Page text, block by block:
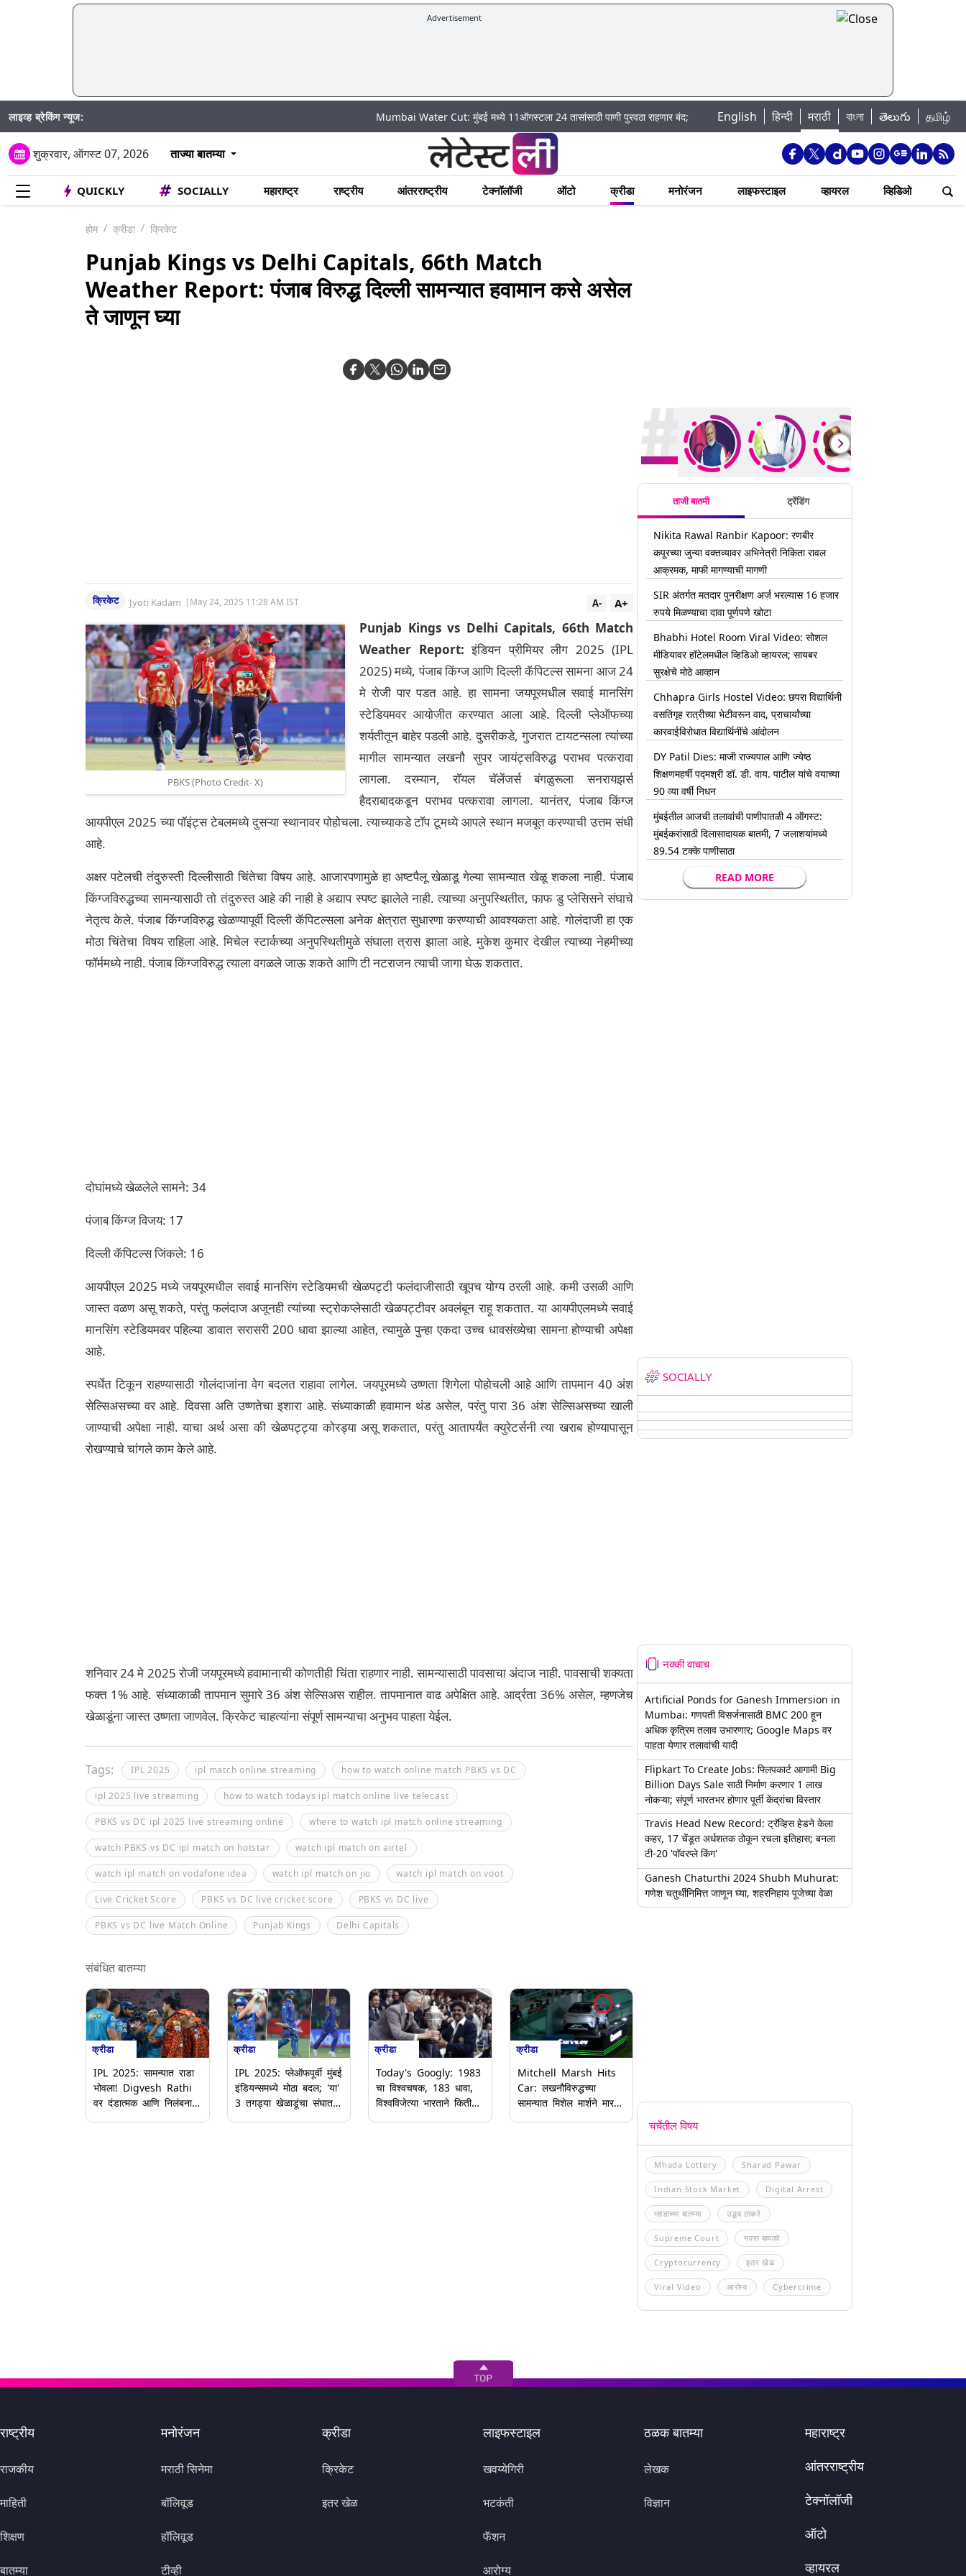
Advertisement
लाइव्ह ब्रेकिंग न्यूज: Mumbai Water Cut: मुंबई मध्ये 11ऑगस्टला 24 तासांसाठी पाणी पुरवठा राहणार बंद; पहा कुठे असेल पाणी बंद|Madhur Satta Matka: मधूर सट्टा मटका बद्दल काही
English हिन्दी मराठी বাংলা తెలుగు தமிழ்
शुक्रवार, ऑगस्ट 07, 2026 ताज्या बातम्या
QUICKLY SOCIALLY महाराष्ट्र राष्ट्रीय आंतरराष्ट्रीय टेक्नॉलॉजी ऑटो क्रीडा मनोरंजन लाइफस्टाइल व्हायरल व्हिडिओ
होम क्रीडा क्रिकेट
Punjab Kings vs Delhi Capitals, 66th Match
Weather Report: पंजाब विरुद्ध दिल्ली सामन्यात हवामान कसे असेल
ते जाणून घ्या
क्रिकेट Jyoti Kadam | May 24, 2025 11:28 AM IST A+
A-
PBKS (Photo Credit- X)
Punjab Kings vs Delhi Capitals, 66th Match
Weather Report: इंडियन प्रीमियर लीग 2025 (IPL
2025) मध्ये, पंजाब किंग्ज आणि दिल्ली कॅपिटल्स सामना आज 24
मे रोजी पार पडत आहे. हा सामना जयपूरमधील सवाई मानसिंग
स्टेडियमवर आयोजीत करण्यात आला आहे. दिल्ली प्लेऑफच्या
शर्यतीतून बाहेर पडली आहे. दुसरीकडे, गुजरात टायटन्सला त्यांच्या
मागील सामन्यात लखनौ सुपर जायंट्सविरुद्ध पराभव पत्करावा
लागला. दरम्यान, रॉयल चॅलेंजर्स बंगळुरूला सनरायझर्स
हैदराबादकडून पराभव पत्करावा लागला. यानंतर, पंजाब किंग्ज
आयपीएल 2025 च्या पॉइंट्स टेबलमध्ये दुसऱ्या स्थानावर पोहोचला. त्याच्याकडे टॉप टूमध्ये आपले स्थान मजबूत करण्याची उत्तम संधी
आहे.
अक्षर पटेलची तंदुरुस्ती दिल्लीसाठी चिंतेचा विषय आहे. आजारपणामुळे हा अष्टपैलू खेळाडू गेल्या सामन्यात खेळू शकला नाही. पंजाब
किंग्जविरुद्धच्या सामन्यासाठी तो तंदुरुस्त आहे की नाही हे अद्याप स्पष्ट झालेले नाही. त्याच्या अनुपस्थितीत, फाफ डु प्लेसिसने संघाचे
नेतृत्व केले. पंजाब किंग्जविरुद्ध खेळण्यापूर्वी दिल्ली कॅपिटल्सला अनेक क्षेत्रात सुधारणा करण्याची आवश्यकता आहे. गोलंदाजी हा एक
मोठा चिंतेचा विषय राहिला आहे. मिचेल स्टार्कच्या अनुपस्थितीमुळे संघाला त्रास झाला आहे. मुकेश कुमार देखील त्याच्या नेहमीच्या
फॉर्ममध्ये नाही. पंजाब किंग्जविरुद्ध त्याला वगळले जाऊ शकते आणि टी नटराजन त्याची जागा घेऊ शकतात.
दोघांमध्ये खेळलेले सामने: 34
पंजाब किंग्ज विजय: 17
दिल्ली कॅपिटल्स जिंकले: 16
आयपीएल 2025 मध्ये जयपूरमधील सवाई मानसिंग स्टेडियमची खेळपट्टी फलंदाजीसाठी खूपच योग्य ठरली आहे. कमी उसळी आणि
जास्त वळण असू शकते, परंतु फलंदाज अजूनही त्यांच्या स्ट्रोकप्लेसाठी खेळपट्टीवर अवलंबून राहू शकतात. या आयपीएलमध्ये सवाई
मानसिंग स्टेडियमवर पहिल्या डावात सरासरी 200 धावा झाल्या आहेत, त्यामुळे पुन्हा एकदा उच्च धावसंख्येचा सामना होण्याची अपेक्षा
आहे.
स्पर्धेत टिकून राहण्यासाठी गोलंदाजांना वेग बदलत राहावा लागेल. जयपूरमध्ये उष्णता शिगेला पोहोचली आहे आणि तापमान 40 अंश
सेल्सिअसच्या वर आहे. दिवसा अति उष्णतेचा इशारा आहे. संध्याकाळी हवामान थंड असेल, परंतु पारा 36 अंश सेल्सिअसच्या खाली
जाण्याची अपेक्षा नाही. याचा अर्थ असा की खेळपट्ट्या कोरड्या असू शकतात, परंतु आतापर्यंत क्युरेटर्सनी त्या खराब होण्यापासून
रोखण्याचे चांगले काम केले आहे.
शनिवार 24 मे 2025 रोजी जयपूरमध्ये हवामानाची कोणतीही चिंता राहणार नाही. सामन्यासाठी पावसाचा अंदाज नाही. पावसाची शक्यता
फक्त 1% आहे. संध्याकाळी तापमान सुमारे 36 अंश सेल्सिअस राहील. तापमानात वाढ अपेक्षित आहे. आर्द्रता 36% असेल, म्हणजेच
खेळाडूंना जास्त उष्णता जाणवेल. क्रिकेट चाहत्यांना संपूर्ण सामन्याचा अनुभव पाहता येईल.
Tags: IPL 2025 ipl match online streaming how to watch online match PBKS vs DC
ipl 2025 live streaming how to watch todays ipl match online live telecast
PBKS vs DC ipl 2025 live streaming online where to watch ipl match online streaming
watch PBKS vs DC ipl match on hotstar watch ipl match on airtel
watch ipl match on vodafone idea watch ipl match on jio watch ipl match on voot
Live Cricket Score PBKS vs DC live cricket score PBKS vs DC live
PBKS vs DC live Match Online Punjab Kings Delhi Capitals
संबंधित बातम्या
क्रीडा
IPL 2025: सामन्यात राडा
भोवला! Digvesh Rathi
वर दंडात्मक आणि निलंबनाची
क्रीडा
IPL 2025: प्लेऑफपूर्वी मुंबई
इंडियन्समध्ये मोठा बदल; 'या'
3 तगड्या खेळाडूंचा संघात
क्रीडा
Today's Googly: 1983
चा विश्वचषक, 183 धावा,
विश्वविजेत्या भारताने किती
क्रीडा
Mitchell Marsh Hits
Car: लखनौविरुद्धच्या
सामन्यात मिशेल मार्शने मारला
ताजी बातमी ट्रेंडिंग
Nikita Rawal Ranbir Kapoor: रणबीर
कपूरच्या जुन्या वक्तव्यावर अभिनेत्री निकिता रावल
आक्रमक, माफी मागण्याची मागणी
SIR अंतर्गत मतदार पुनरीक्षण अर्ज भरल्यास 16 हजार
रुपये मिळण्याचा दावा पूर्णपणे खोटा
Bhabhi Hotel Room Viral Video: सोशल
मीडियावर हॉटेलमधील व्हिडिओ व्हायरल; सायबर
सुरक्षेचे मोठे आव्हान
Chhapra Girls Hostel Video: छपरा विद्यार्थिनी
वसतिगृह रात्रीच्या भेटीवरून वाद, प्राचार्यांच्या
कारवाईविरोधात विद्यार्थिनींचे आंदोलन
DY Patil Dies: माजी राज्यपाल आणि ज्येष्ठ
शिक्षणमहर्षी पद्मश्री डॉ. डी. वाय. पाटील यांचे वयाच्या
90 व्या वर्षी निधन
मुंबईतील आजची तलावांची पाणीपातळी 4 ऑगस्ट:
मुंबईकरांसाठी दिलासादायक बातमी, 7 जलाशयांमध्ये
89.54 टक्के पाणीसाठा
READ MORE
SOCIALLY
नक्की वाचाच
Artificial Ponds for Ganesh Immersion in
Mumbai: गणपती विसर्जनासाठी BMC 200 हून
अधिक कृत्रिम तलाव उभारणार; Google Maps वर
पाहता येणार तलावांची यादी
Flipkart To Create Jobs: फ्लिपकार्ट आगामी Big
Billion Days Sale साठी निर्माण करणार 1 लाख
नोकऱ्या; संपूर्ण भारतभर होणार पूर्ती केंद्रांचा विस्तार
Travis Head New Record: ट्रॅव्हिस हेडने केला
कहर, 17 चेंडूत अर्धशतक ठोकून रचला इतिहास; बनला
टी-20 'पॉवरप्ले किंग'
Ganesh Chaturthi 2024 Shubh Muhurat:
गणेश चतुर्थीनिमित्त जाणून घ्या, शहरनिहाय पूजेच्या वेळा
चर्चेतील विषय
Mhada Lottery Sharad Pawar
Indian Stock Market Digital Arrest
म्हाडाच्या बातम्या उद्धव ठाकरे
Supreme Court नवरा बायको
Cryptocurrency इतर खेळ
Viral Video आरोग्य Cybercrime
राष्ट्रीय
राजकीय
माहिती
शिक्षण
बातम्या
मनोरंजन
मराठी सिनेमा
बॉलिवूड
हॉलिवूड
टीव्ही
क्रीडा
क्रिकेट
इतर खेळ
लाइफस्टाइल
खवय्येगिरी
भटकंती
फॅशन
आरोग्य
ठळक बातम्या
लेखक
विज्ञान
महाराष्ट्र
आंतरराष्ट्रीय
टेक्नॉलॉजी
ऑटो
व्हायरल